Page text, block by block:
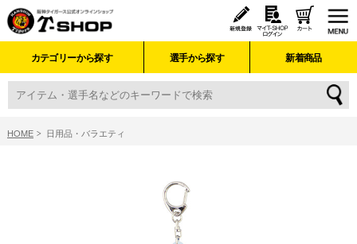
カテゴリーから探す 選手から探す 新着商品
HOME 日用品・バラエティ